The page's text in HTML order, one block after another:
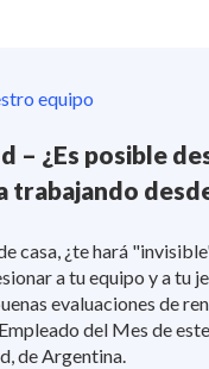
equipo
– ¿Es posible
trabajando
casa, ¿te hará
a tu equipo y a tu
evaluaciones de
del Mes de
de Argentina.